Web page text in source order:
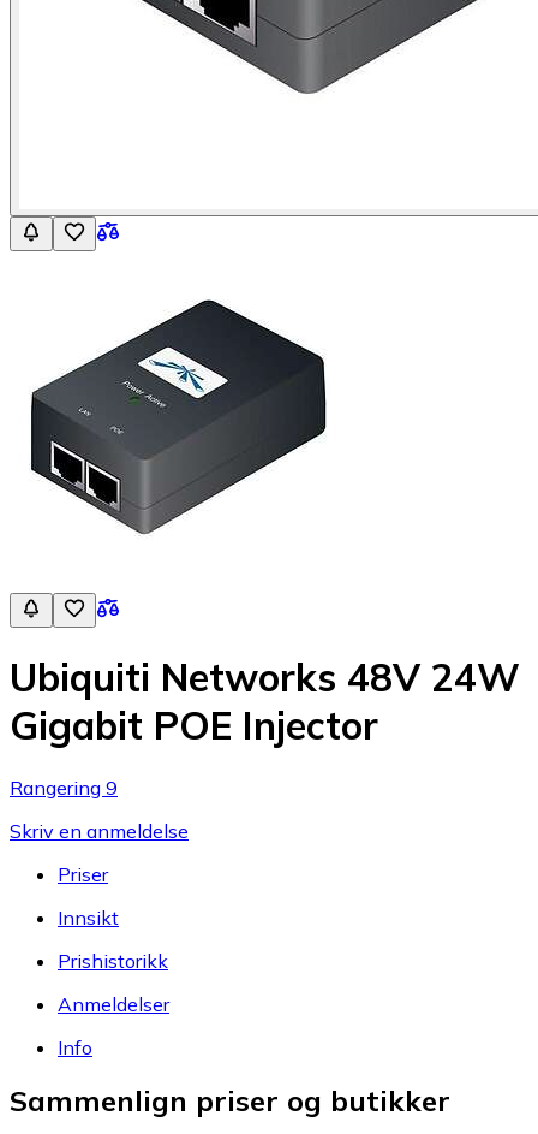
Ubiquiti Networks 48V 24W
Gigabit POE Injector
Rangering 9
Skriv en anmeldelse
Priser
Innsikt
Prishistorikk
Anmeldelser
Info
Sammenlign priser og butikker